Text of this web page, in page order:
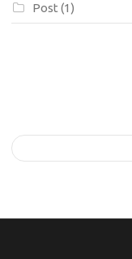
Post(1)